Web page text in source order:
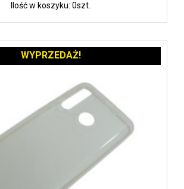
Ilość w koszyku: 0szt.
WYPRZEDAŻ!